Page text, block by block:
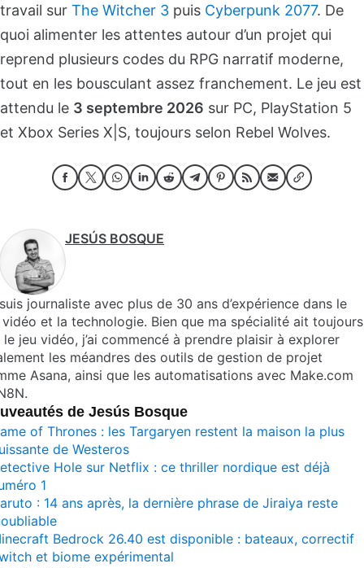
travail sur The Witcher 3 puis Cyberpunk 2077. De
quoi alimenter les attentes autour d’un projet qui
reprend plusieurs codes du RPG narratif moderne,
tout en les bousculant assez franchement. Le jeu est
attendu le 3 septembre 2026 sur PC, PlayStation 5
et Xbox Series X|S, toujours selon Rebel Wolves.
JESÚS BOSQUE
journaliste avec plus de 30 ans d’expérience dans le
vidéo et la technologie. Bien que ma spécialité ait toujours
le jeu vidéo, j’ai commencé à prendre plaisir à explorer
les méandres des outils de gestion de projet
Asana, ainsi que les automatisations avec Make.com
de Jesús Bosque
of Thrones : les Targaryen restent la maison la plus
de Westeros
Hole sur Netflix : ce thriller nordique est déjà
1
: 14 ans après, la dernière phrase de Jiraiya reste
Bedrock 26.40 est disponible : bateaux, correctif
et biome expérimental